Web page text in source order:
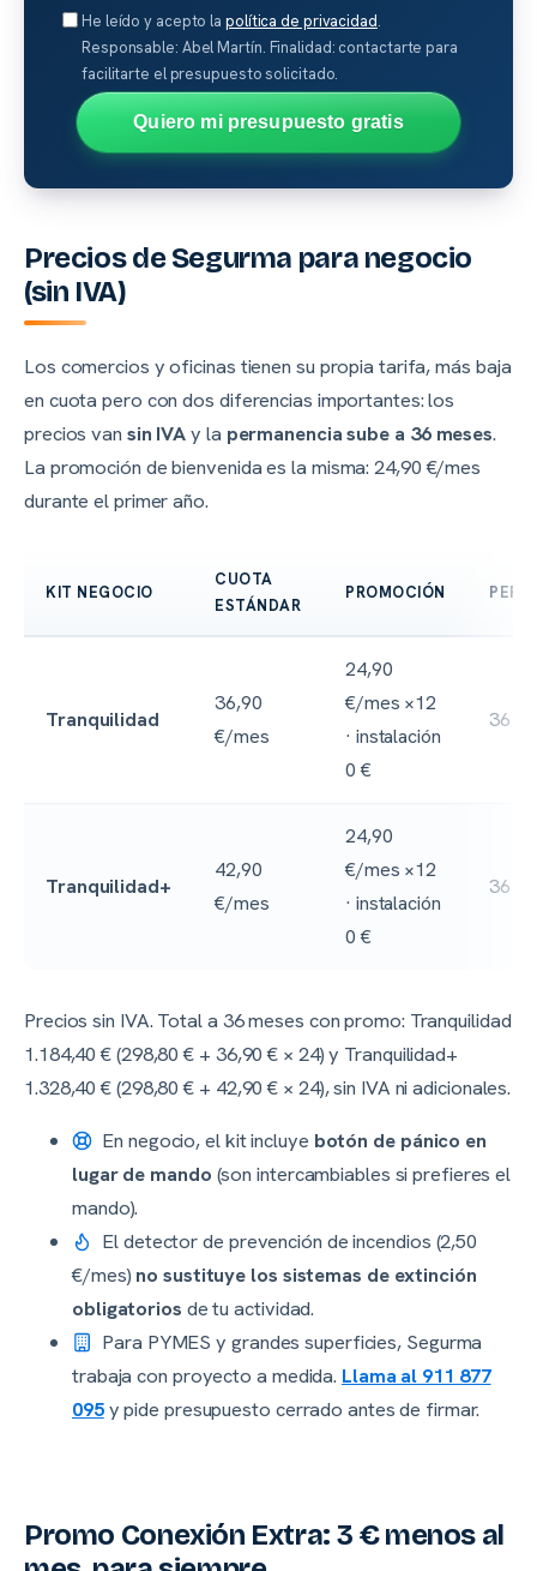
He leído y acepto la política de privacidad.
Responsable: Abel Martín. Finalidad: contactarte para
facilitarte el presupuesto solicitado.
Quiero mi presupuesto gratis
Precios de Segurma para negocio
(sin IVA)
Los comercios y oficinas tienen su propia tarifa, más baja
en cuota pero con dos diferencias importantes: los
precios van sin IVAy la permanencia sube a 36 meses.
La promoción de bienvenida es la misma: 24,90 €/mes
durante el primer año.
KIT NEGOCIO
CUOTA
ESTÁNDAR
PROMOCIÓN
Tranquilidad
36,90
€/mes
24,90
€/mes ×12
· instalación
0 €
36
Tranquilidad+
42,90
€/mes
24,90
€/mes ×12
· instalación
0 €
36
Precios sin IVA. Total a 36 meses con promo: Tranquilidad
1.184,40 € (298,80 € + 36,90 € × 24) y Tranquilidad+
1.328,40 € (298,80 € + 42,90 € × 24), sin IVA ni adicionales.
En negocio, el kit incluye botón de pánico en
lugar de mando (son intercambiables si prefieres el
mando).
El detector de prevención de incendios (2,50
€/mes) no sustituye los sistemas de extinción
obligatorios de tu actividad.
Para PYMES y grandes superficies, Segurma
trabaja con proyecto a medida. Llama al 911 877
095y pide presupuesto cerrado antes de firmar.
Promo Conexión Extra: 3 € menos al